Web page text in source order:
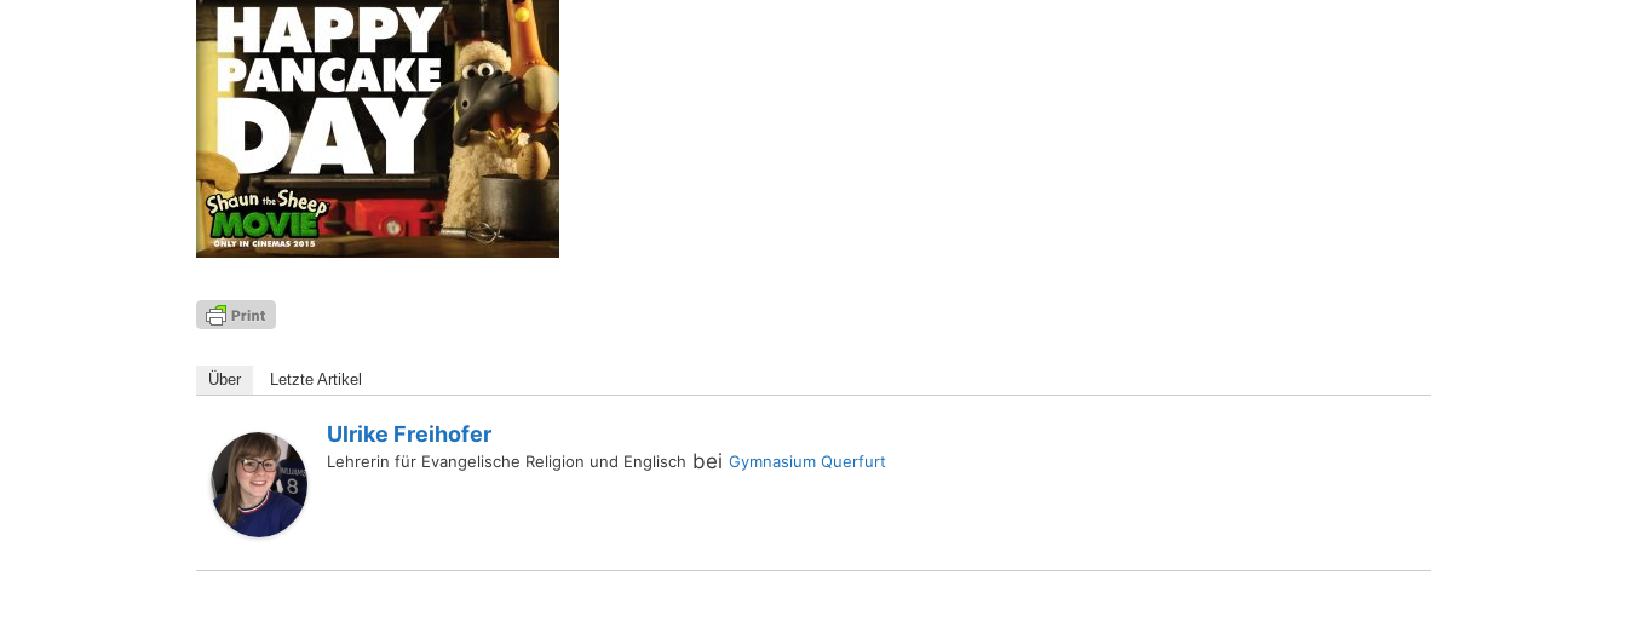
Über Letz­te Artikel
Ulrike Freihofer
Lehrerin für Evangelische Religion und Englisch bei Gymnasium Querfurt